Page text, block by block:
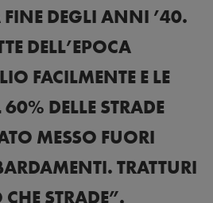
DEGLI ANNI ’40.
DELL’EPOCA
FACILMENTE E LE
DELLE STRADE
MESSO FUORI
TRATTURI
CHE STRADE”.